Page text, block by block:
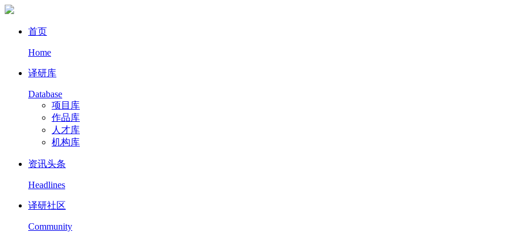
首页
Home
译研库
Database
项目库
作品库
人才库
机构库
资讯头条
Headlines
译研社区
Community